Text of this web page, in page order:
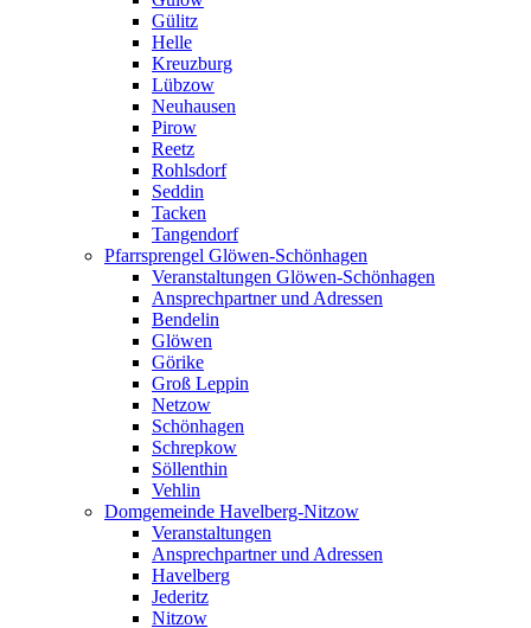
Gülitz
Helle
Kreuzburg
Lübzow
Neuhausen
Pirow
Reetz
Rohlsdorf
Seddin
Tacken
Tangendorf
Pfarrsprengel Glöwen-Schönhagen
Veranstaltungen Glöwen-Schönhagen
Ansprechpartner und Adressen
Bendelin
Glöwen
Görike
Groß Leppin
Netzow
Schönhagen
Schrepkow
Söllenthin
Vehlin
Domgemeinde Havelberg-Nitzow
Veranstaltungen
Ansprechpartner und Adressen
Havelberg
Jederitz
Nitzow